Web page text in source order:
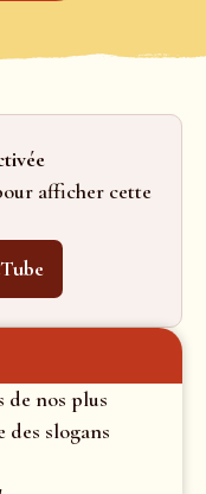
afficher cette
de nos plus
des slogans